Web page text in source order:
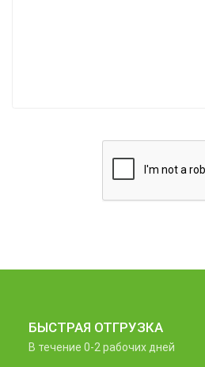
БЫСТРАЯ ОТГРУЗКА
В течение 0-2 рабочих дней